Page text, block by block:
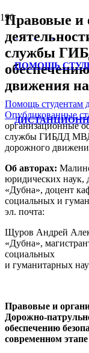
ПОМОЩЬ
Правовые и
службы
движения
Помощь студентам
Опубликованные
организационные
службы ГИБДД МВД
дорожного
Об авторах:
юридических наук,
«Дубна», доцент
социальных и
эл. почта:
Щуров Андрей
«Дубна»,
социальных
и гуманитарных
Правовые и
Дорожно-
обеспечению
современном этапе